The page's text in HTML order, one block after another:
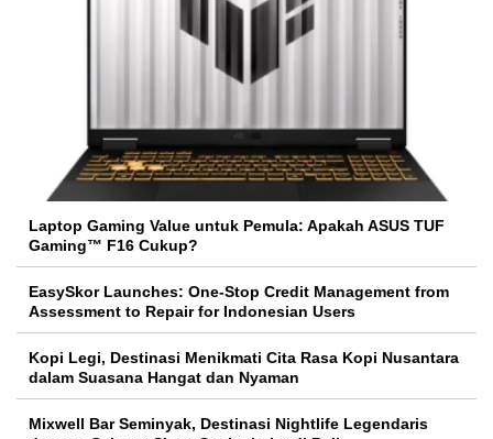
Laptop Gaming Value untuk Pemula: Apakah ASUS TUF
Gaming™ F16 Cukup?
EasySkor Launches: One-Stop Credit Management from
Assessment to Repair for Indonesian Users
Kopi Legi, Destinasi Menikmati Cita Rasa Kopi Nusantara
dalam Suasana Hangat dan Nyaman
Mixwell Bar Seminyak, Destinasi Nightlife Legendaris